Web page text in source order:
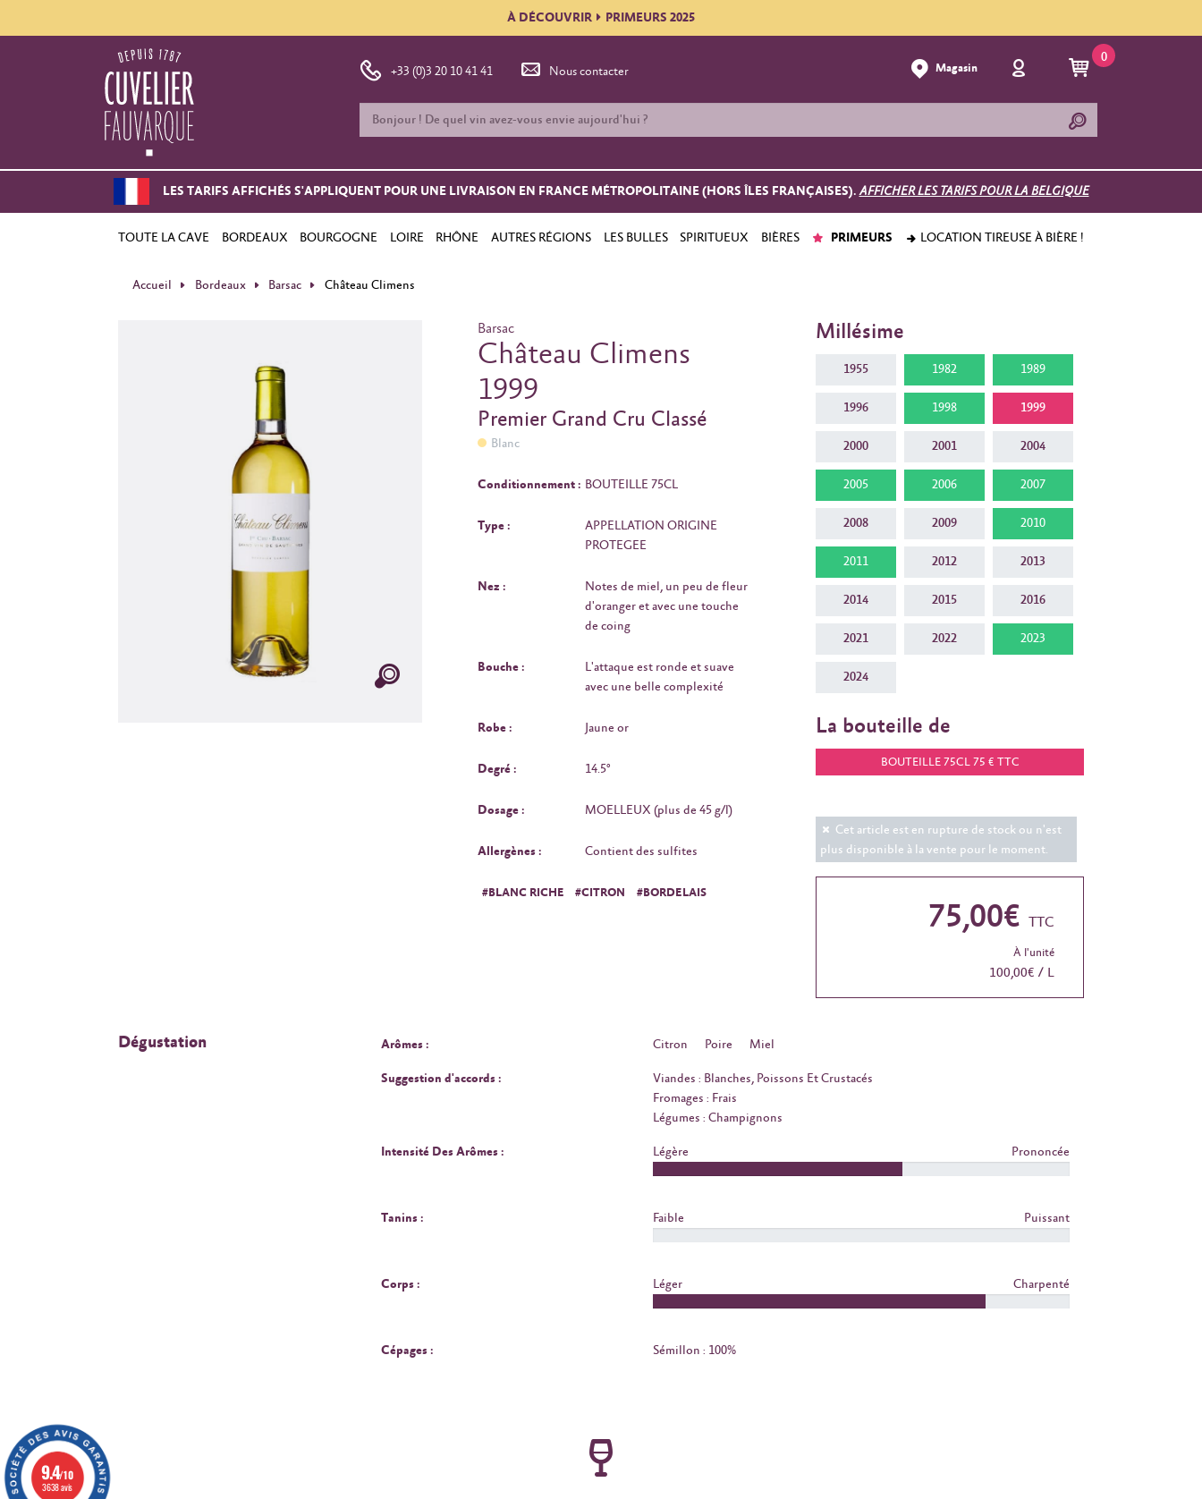
À DÉCOUVRIR PRIMEURS 2025
+33 (0)3 20 10 41 41 Nous contacter Magasin
0
LES TARIFS AFFICHÉS S'APPLIQUENT POUR UNE LIVRAISON EN FRANCE MÉTROPOLITAINE (HORS ÎLES FRANÇAISES).AFFICHER LES TARIFS POUR LA BELGIQUE
TOUTE LA CAVE BORDEAUX BOURGOGNE LOIRE RHÔNE AUTRES RÉGIONS LES BULLES SPIRITUEUX BIÈRES PRIMEURS LOCATION TIREUSE À BIÈRE !
Accueil Bordeaux Barsac Château Climens
Barsac
Château Climens
1999
Premier Grand Cru Classé
Blanc
Conditionnement : BOUTEILLE 75CL
Type :
APPELLATION ORIGINE
PROTEGEE
Nez :
Notes de miel, un peu de fleur
d'oranger et avec une touche
de coing
Bouche :
L'attaque est ronde et suave
avec une belle complexité
Robe : Jaune or
Degré : 14.5°
Dosage : MOELLEUX (plus de 45 g/l)
Allergènes : Contient des sulfites
#BLANC RICHE #CITRON #BORDELAIS
Millésime
1955 1982 1989
1996 1998 1999
2000 2001 2004
2005 2006 2007
2008 2009 2010
2011 2012 2013
2014 2015 2016
2021 2022 2023
2024
La bouteille de
BOUTEILLE 75CL 75 € TTC
Cet article est en rupture de stock ou n'est
plus disponible à la vente pour le moment.
75,00€ TTC
À l'unité
100,00€ / L
Dégustation Arômes : Citron Poire Miel
Suggestion d'accords :
Viandes : Blanches, Poissons Et Crustacés
Fromages : Frais
Légumes : Champignons
Intensité Des Arômes : Légère Prononcée
Tanins : Faible Puissant
Corps : Léger Charpenté
Cépages : Sémillon : 100%
9.4/10
3638 avis